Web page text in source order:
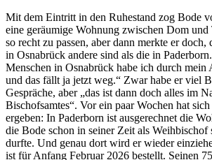
Mit dem Eintritt in den Ruhestand zog Bode
eine geräumige Wohnung zwischen Dom und
so recht zu passen, aber dann merkte er doch,
in Osnabrück andere sind als die in
Menschen in Osnabrück habe ich durch mein
und das fällt ja jetzt weg.“ Zwar habe er viel
Gespräche, aber „das ist dann doch alles im
Bischofsamtes“. Vor ein paar Wochen hat
ergeben: In Paderborn ist ausgerechnet die
die Bode schon in seiner Zeit als Weihbischof
durfte. Und genau dort wird er wieder
ist für Anfang Februar 2026 bestellt. Seinen